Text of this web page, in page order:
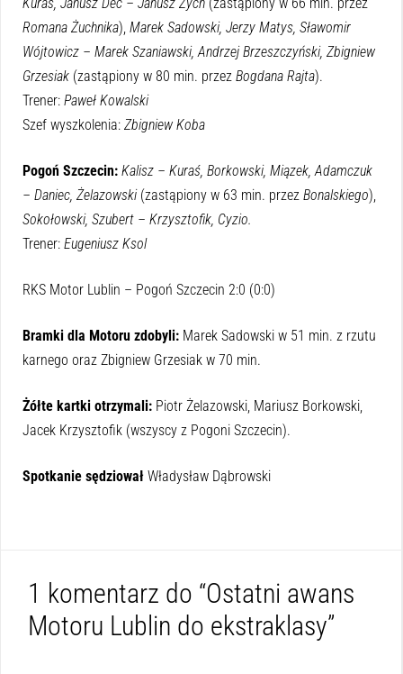
Romana Żuchnika), Marek Sadowski, Jerzy Matys, Sławomir
Wójtowicz – Marek Szaniawski, Andrzej Brzeszczyński, Zbigniew
Grzesiak (zastąpiony w 80 min. przez Bogdana Rajta).
Trener: Paweł Kowalski
Szef wyszkolenia: Zbigniew Koba
Pogoń Szczecin: Kalisz – Kuraś, Borkowski, Miązek, Adamczuk
– Daniec, Żelazowski(zastąpiony w 63 min. przez Bonalskiego),
Sokołowski, Szubert – Krzysztofik, Cyzio.
Trener: Eugeniusz Ksol
RKS Motor Lublin – Pogoń Szczecin 2:0 (0:0)
Bramki dla Motoru zdobyli: Marek Sadowski w 51 min. z rzutu
karnego oraz Zbigniew Grzesiak w 70 min.
Żółte kartki otrzymali: Piotr Żelazowski, Mariusz Borkowski,
Jacek Krzysztofik (wszyscy z Pogoni Szczecin).
Spotkanie sędziował Władysław Dąbrowski
1 komentarz do “Ostatni awans
Motoru Lublin do ekstraklasy”